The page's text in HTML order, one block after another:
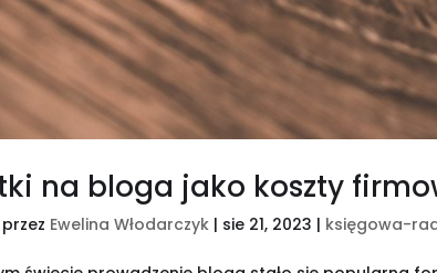
na bloga jako koszty
Ewelina Włodarczyk | sie 21, 2023 | księgowa-